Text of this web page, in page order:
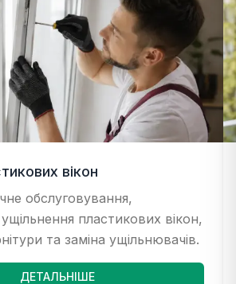
вікон
обслуговування,
пластикових вікон,
та заміна ущільнювачів.
ДЕТАЛЬНІШЕ